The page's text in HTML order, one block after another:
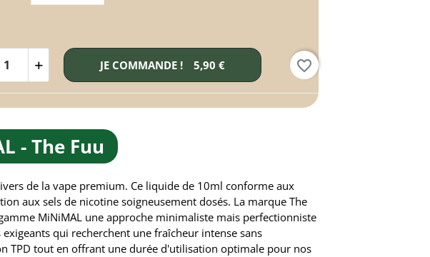
JE COMMANDE ! 5,90 € favorite_border
- The Fuu
de la vape premium. Ce liquide de 10ml conforme aux
aux sels de nicotine soigneusement dosés. La marque The
MiNiMAL une approche minimaliste mais perfectionniste
qui recherchent une fraîcheur intense sans
TPD tout en offrant une durée d'utilisation optimale pour nos